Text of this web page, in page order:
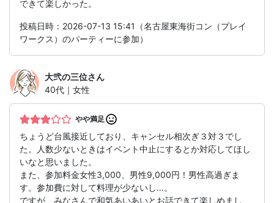
できて楽しかった。
投稿日時：2026-07-13 15:41（名古屋東海街コン（プレイ
ワークス）のパーティーに参加）
大弐の三位さん
40代｜女性
やや満足
ちょうど台風接近しており、キャンセル相次ぎ３対３でし
た。人数少ないときはイベント中止にするとか対応してほし
いなと思いました。
また、参加料金女性3,000、男性9,000円！男性高過ぎま
す。参加費に対して料理が少ないし…。
ですが、みなさんで和気あいあいとお話できて楽しめまし